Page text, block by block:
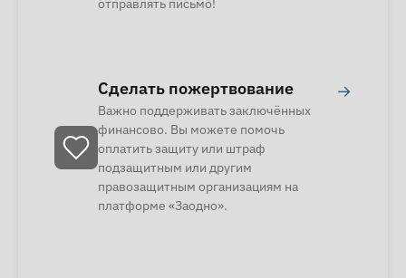
отправлять письмо!
Сделать пожертвование
Важно поддерживать заключённых
финансово. Вы можете помочь
оплатить защиту или штраф
подзащитным или другим
правозащитным организациям на
платформе «Заодно».
→